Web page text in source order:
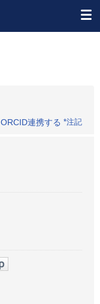
ORCID連携する *注記